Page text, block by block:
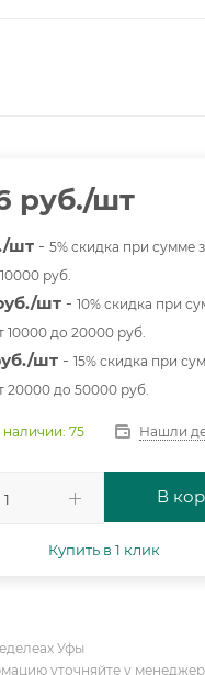
руб./шт
шт -5% скидка при сумме
руб.
шт -10% скидка при
10000 до 20000 руб.
шт -15% скидка при
20000 до 50000 руб.
наличии: 75 Нашли
В
Купить в 1 клик
Уфы
уточняйте у